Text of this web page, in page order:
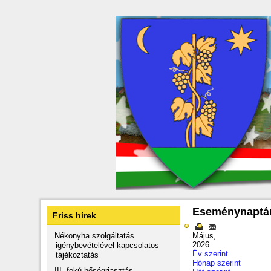
Friss hírek
Nékonyha szolgáltatás
igénybevételével kapcsolatos
tájékoztatás
Május,
2026
Év szerint
Hónap szerint